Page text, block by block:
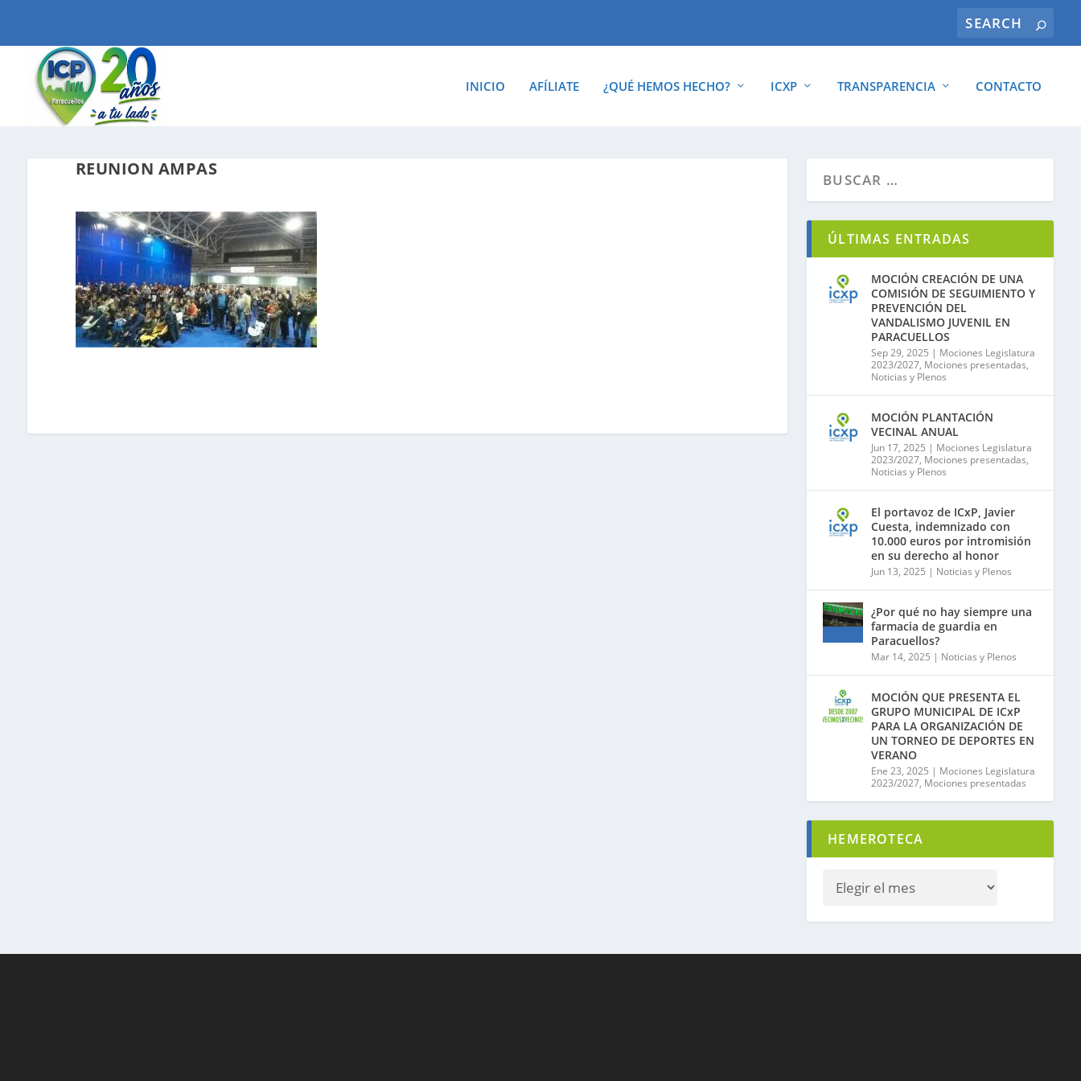
INICIO AFÍLIATE ¿QUÉ HEMOS HECHO? ICXP TRANSPARENCIA CONTACTO
REUNION AMPAS
ÚLTIMAS ENTRADAS
MOCIÓN CREACIÓN DE UNA
COMISIÓN DE SEGUIMIENTO Y
PREVENCIÓN DEL
VANDALISMO JUVENIL EN
PARACUELLOS
Sep 29, 2025 | Mociones Legislatura
2023/2027, Mociones presentadas,
Noticias y Plenos
MOCIÓN PLANTACIÓN
VECINAL ANUAL
Jun 17, 2025 | Mociones Legislatura
2023/2027, Mociones presentadas,
Noticias y Plenos
El portavoz de ICxP, Javier
Cuesta, indemnizado con
10.000 euros por intromisión
en su derecho al honor
Jun 13, 2025 | Noticias y Plenos
¿Por qué no hay siempre una
farmacia de guardia en
Paracuellos?
Mar 14, 2025 | Noticias y Plenos
MOCIÓN QUE PRESENTA EL
GRUPO MUNICIPAL DE ICxP
PARA LA ORGANIZACIÓN DE
UN TORNEO DE DEPORTES EN
VERANO
Ene 23, 2025 | Mociones Legislatura
2023/2027, Mociones presentadas
HEMEROTECA